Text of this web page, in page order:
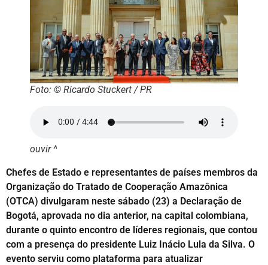
Foto: © Ricardo Stuckert / PR
ouvir ^
Chefes de Estado e representantes de países membros da
Organização do Tratado de Cooperação Amazônica
(OTCA) divulgaram neste sábado (23) a Declaração de
Bogotá, aprovada no dia anterior, na capital colombiana,
durante o quinto encontro de líderes regionais, que contou
com a presença do presidente Luiz Inácio Lula da Silva. O
evento serviu como plataforma para atualizar